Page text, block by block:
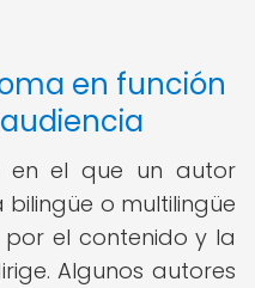
en función
en el que un autor
o multilingüe
el contenido y la
Algunos autores